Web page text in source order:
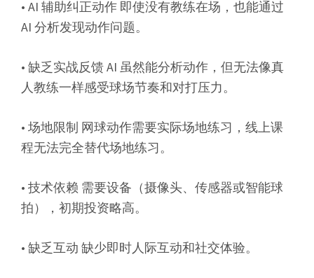
• AI 辅助纠正动作 即使没有教练在场，也能通过
AI 分析发现动作问题。
• 缺乏实战反馈 AI 虽然能分析动作，但无法像真
人教练一样感受球场节奏和对打压力。
• 场地限制 网球动作需要实际场地练习，线上课
程无法完全替代场地练习。
• 技术依赖 需要设备（摄像头、传感器或智能球
拍），初期投资略高。
• 缺乏互动 缺少即时人际互动和社交体验。